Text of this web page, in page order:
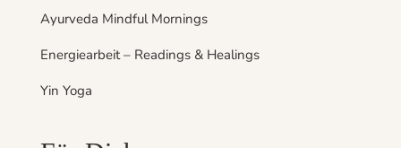
Ayurveda Mindful Mornings
Energiearbeit – Readings & Healings
Yin Yoga